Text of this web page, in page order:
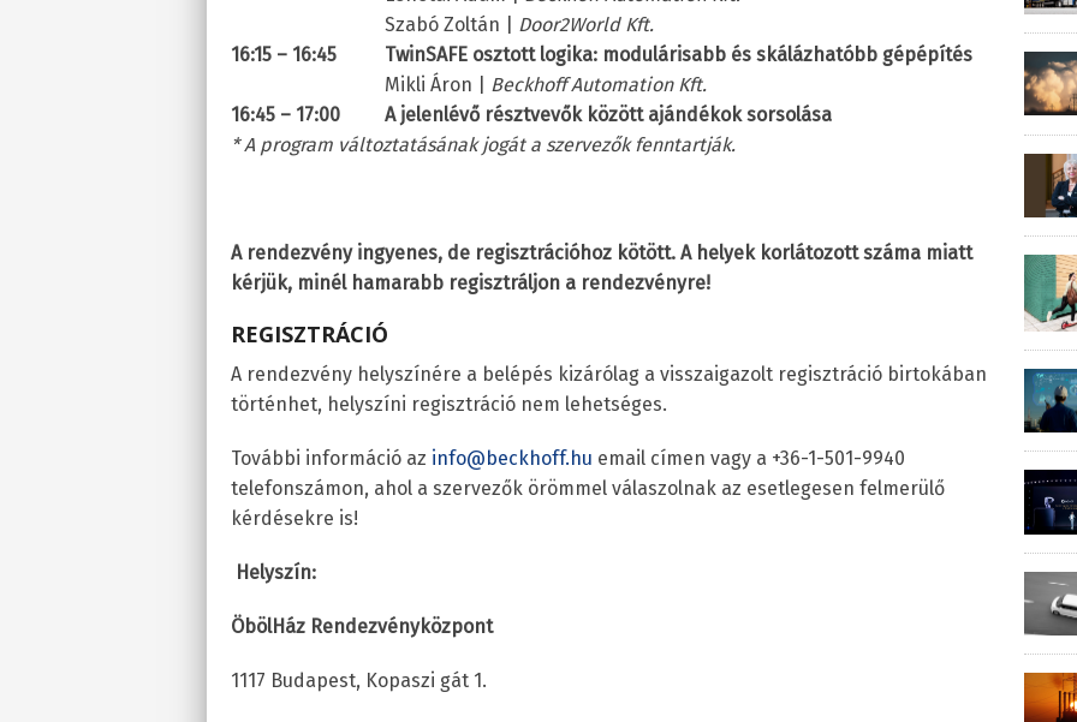
Szabó Zoltán | Door2World Kft.
16:15 – 16:45
TwinSAFE osztott logika: modulárisabb és skálázhatóbb gépépítés
Mikli Áron | Beckhoff Automation Kft.
16:45 – 17:00
A jelenlévő résztvevők között ajándékok sorsolása
* A program változtatásának jogát a szervezők fenntartják.
A rendezvény ingyenes, de regisztrációhoz kötött. A helyek korlátozott száma miatt
kérjük, minél hamarabb regisztráljon a rendezvényre!
REGISZTRÁCIÓ
A rendezvény helyszínére a belépés kizárólag a visszaigazolt regisztráció birtokában
történhet, helyszíni regisztráció nem lehetséges.
További információ az info@beckhoff.hu email címen vagy a +36-1-501-9940
telefonszámon, ahol a szervezők örömmel válaszolnak az esetlegesen felmerülő
kérdésekre is!
Helyszín:
ÖbölHáz Rendezvényközpont
1117 Budapest, Kopaszi gát 1.